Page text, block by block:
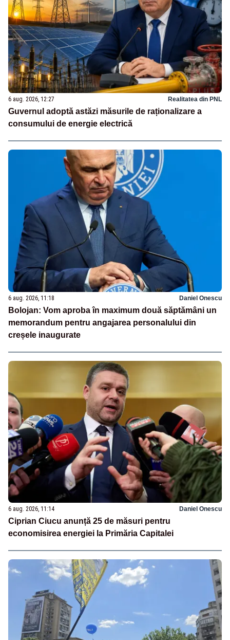
6 aug. 2026, 12:27 Realitatea din PNL
Guvernul adoptă astăzi măsurile de raționalizare a
consumului de energie electrică
6 aug. 2026, 11:18 Daniel Onescu
Bolojan: Vom aproba în maximum două săptămâni un
memorandum pentru angajarea personalului din
creșele inaugurate
6 aug. 2026, 11:14 Daniel Onescu
Ciprian Ciucu anunță 25 de măsuri pentru
economisirea energiei la Primăria Capitalei